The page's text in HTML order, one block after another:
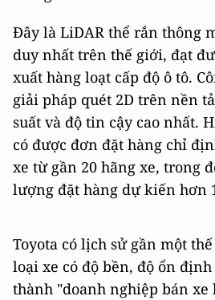
Đây là LiDAR thể rắn thông
duy nhất trên thế giới, đạt
xuất hàng loạt cấp độ ô tô.
giải pháp quét 2D trên nền
suất và độ tin cậy cao nhất.
có được đơn đặt hàng chỉ
xe từ gần 20 hãng xe, trong
lượng đặt hàng dự kiến ​​hơn
Toyota có lịch sử gần một
loại xe có độ bền, độ ổn
thành "doanh nghiệp bán xe